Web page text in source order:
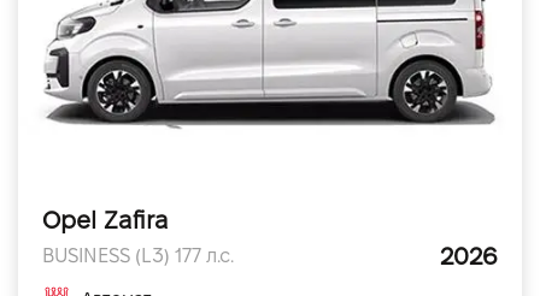
Opel Zafira
BUSINESS (L3) 177 л.с. 2026